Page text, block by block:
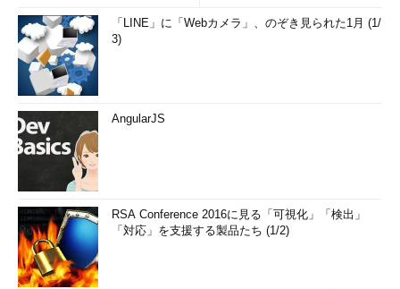
「LINE」に「Webカメラ」、のぞき見られた1月 (1/
3)
AngularJS
RSA Conference 2016に見る「可視化」「検出」
「対応」を支援する製品たち (1/2)